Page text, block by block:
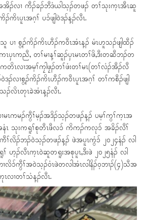
အအိၣ်လၢ ကီၣ်ခၣ်ဘီဒံယါသ့ၣ်တဖၣ် တၢ်သုးက့ၤအီၤဆူ
ၤပူၤအဂ့ၢ် ပၥ်ဖျါဝဲဒၣ်န့ၣ်လီၤ.
ပၢ စွ့ၣ်ကိၣ်ကိၤဟီၣ်ကဝီၤအံၤန့ၣ် မံၤဟူသၣ်ဖျါထီၣ်
ပှၤကညီ, တၢ်မၢန့ၢ်ဆူၣ်ပှၤမၤတၢ်ဖိ,ဒီးတဆီဘၣ်တ
တိၤလၢအမ့ၢ်ကၠါဖၠၣ်တၢ်ဖံးတၢ်မၤ(တၢ်လံၣ်အီၣ်လီ
ဒၣ်လၢစွ့ၣ်ကိၣ်ကိၤဟီၣ်ကဝီၤပူၤအဂ့ၢ် တၢ်ကစီၣ်ဖျါ
ၣ်လိၤတုၤခဲအံၤန့ၣ်လီၤ.
မၤကမၣ်ကွီၢ်မ့ၣ်အဒိၣ်သ့ၣ်တဖၣ်န့ၣ် ပမ့ၢ်ကွၢ်က့ၤအ
နံၤ သုးကရူၢ်စုတီၤဖီလၥ် ကိကၣ်ကလုၥ် အခိၣ်လီၢ်
ကီၢ်လိၣ်ဘၣ်ဝဲသ့ၣ်တဖၣ်န့ၣ် ဖဲအပူၤကွံၥ် ၂၀၂၄နံၣ် လါ
ဟ့ၣ်လီၤက့ၤဝဲဆူတရူးအစုပူၤ,ဒီးဖဲ ၂၀၂၅နံၣ် လါ
လိၥ်ကွီၢ်အဝဲသ့ၣ်ဝံၤဖဲတလါအံၤလါနိၣ်ဝ့ဘၢၣ်(၄)သီအ
လၢတၢ်သံန့ၣ်လီၤ.